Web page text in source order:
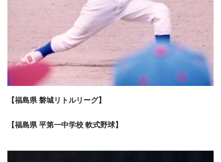
【福島県 磐城リトルリーグ】
【福島県 平第一中学校 軟式野球】